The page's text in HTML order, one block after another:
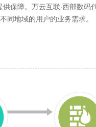
保障。万云互联·西部数
同地域的用户的业务需求。